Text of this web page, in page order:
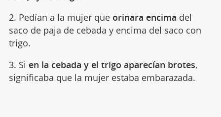
2. Pedían a la mujer que orinara encima del
saco de paja de cebada y encima del saco con
trigo.
3. Si en la cebada y el trigo aparecían brotes,
significaba que la mujer estaba embarazada.